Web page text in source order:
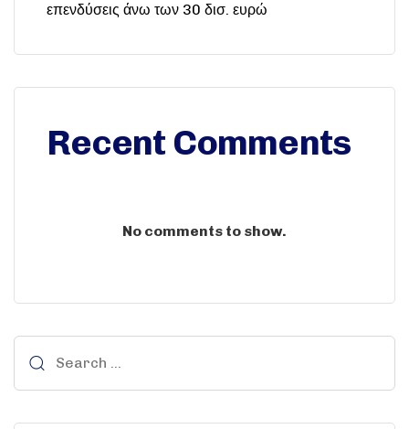
επενδύσεις άνω των 30 δισ. ευρώ
Recent Comments
No comments to show.